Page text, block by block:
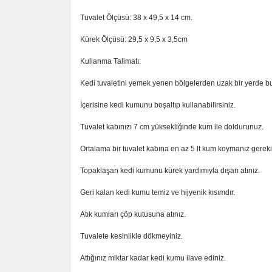
Tuvalet Ölçüsü: 38 x 49,5 x 14 cm.
Kürek Ölçüsü: 29,5 x 9,5 x 3,5cm
Kullanma Talimatı:
Kedi tuvaletini yemek yenen bölgelerden uzak bir yerde
İçerisine kedi kumunu boşaltıp kullanabilirsiniz.
Tuvalet kabınızı 7 cm yüksekliğinde kum ile doldurunuz.
Ortalama bir tuvalet kabına en az 5 lt kum koymanız
Topaklaşan kedi kumunu kürek yardımıyla dışarı atınız.
Geri kalan kedi kumu temiz ve hijyenik kısımdır.
Atık kumları çöp kutusuna atınız.
Tuvalete kesinlikle dökmeyiniz.
Attığınız miktar kadar kedi kumu ilave ediniz.